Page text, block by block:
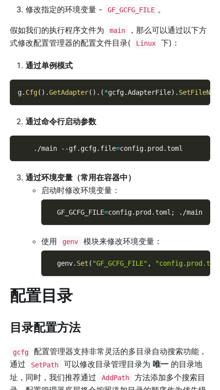
修改指定的环境变量 -
GF_GCFG_FILE 。
假如我们的执行程序文件为 main
，那么可以通过以下方
式修改配置管理器的配置文件目录(
Linux 下)：
通过单例模式
g. Cfg( ) .GetAdapter( ) . (*gcfg.AdapterFile) .
通过命令行启动参数
    ./main
--gf.gcfg.file=config.prod.toml
通过环境变量（常用在容器中）
启动时修改环境变量：
GF_GCFG_FILE=config.prod.toml ; ./main
使用 genv 模块来修改环境变量：
  genv
. Set ( "GF_GCFG_FILE" ,
配置目录
目录配置方法
gcfg
配置管理器支持非常灵活的多目录自动搜索功能，
通过
SetPath 可以修改目录管理目录为 唯一的目录地
址，同时，我们推荐通过
AddPath
方法添加多个搜索目